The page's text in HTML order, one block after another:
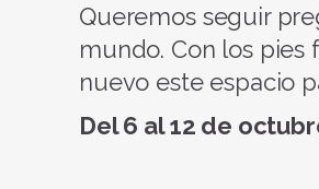
Queremos seguir
mundo. Con los
nuevo este espacio
Del 6 al 12 de